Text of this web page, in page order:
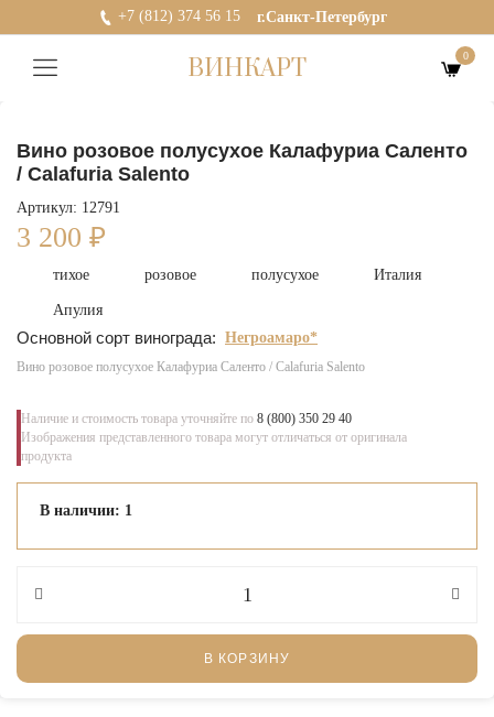
+7 (812) 374 56 15 г.Санкт-Петербург
ВИНКАРТ 0
Вино розовое полусухое Калафуриа Саленто
/ Calafuria Salento
Артикул: 12791
3 200 ₽
тихое розовое полусухое Италия
Апулия
Основной сорт винограда: Негроамаро*
Вино розовое полусухое Калафуриа Саленто / Calafuria Salento
Наличие и стоимость товара уточняйте по 8 (800) 350 29 40
Изображения представленного товара могут отличаться от оригинала
продукта
В наличии: 1
В КОРЗИНУ